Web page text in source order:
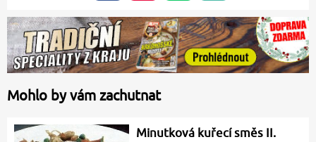
Mohlo by vám zachutnat
Minutková kuřecí směs II.